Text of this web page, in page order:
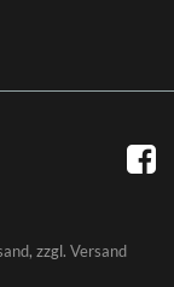
, zzgl. Versand